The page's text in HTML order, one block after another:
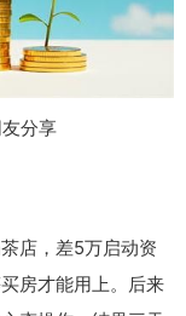
分享
店，差5万启动资
房才能用上。后来